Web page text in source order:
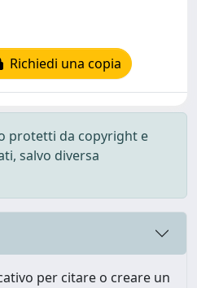
Richiedi una copia
protetti da copyright e
salvo diversa
per citare o creare un